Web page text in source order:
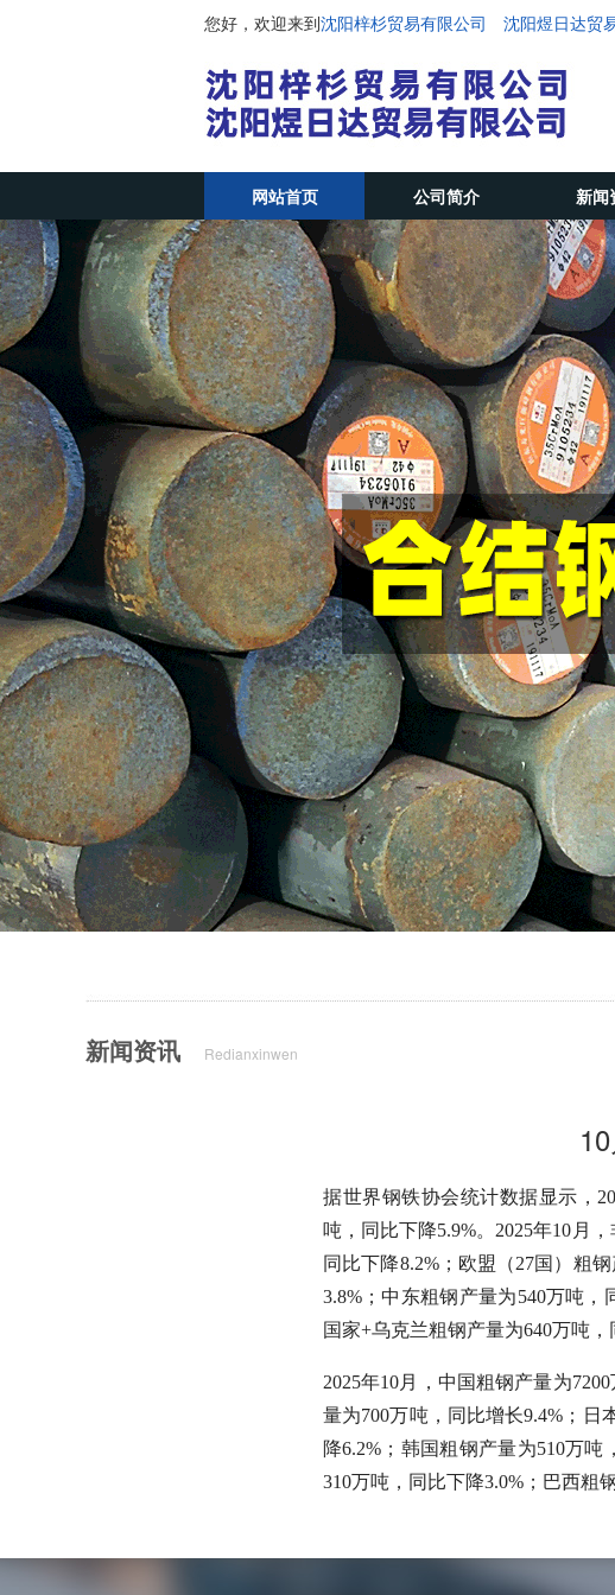
您好，欢迎来到沈阳梓杉贸易有限公司 沈阳煜日达贸
网站首页 公司简介 新闻
新闻资讯 Redianxinwen
据世界钢铁协会统计数据显示，
吨，同比下降5.9%。2025年10月
同比下降8.2%；欧盟（27国）粗
3.8%；中东粗钢产量为540万吨
国家+乌克兰粗钢产量为640万吨，
2025年10月，中国粗钢产量为
量为700万吨，同比增长9.4%；日
降6.2%；韩国粗钢产量为510万
310万吨，同比下降3.0%；巴西粗